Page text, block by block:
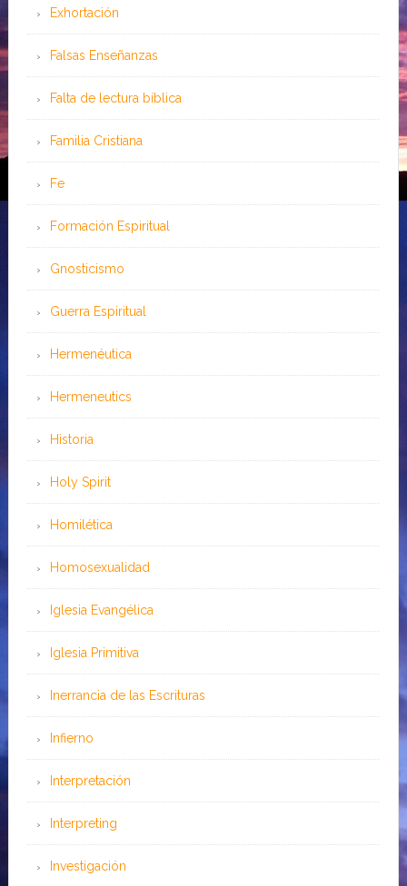
Exhortación
Falsas Enseñanzas
Falta de lectura bíblica
Familia Cristiana
Fe
Formación Espiritual
Gnosticismo
Guerra Espiritual
Hermenéutica
Hermeneutics
Historia
Holy Spirit
Homilética
Homosexualidad
Iglesia Evangélica
Iglesia Primitiva
Inerrancia de las Escrituras
Infierno
Interpretación
Interpreting
Investigación